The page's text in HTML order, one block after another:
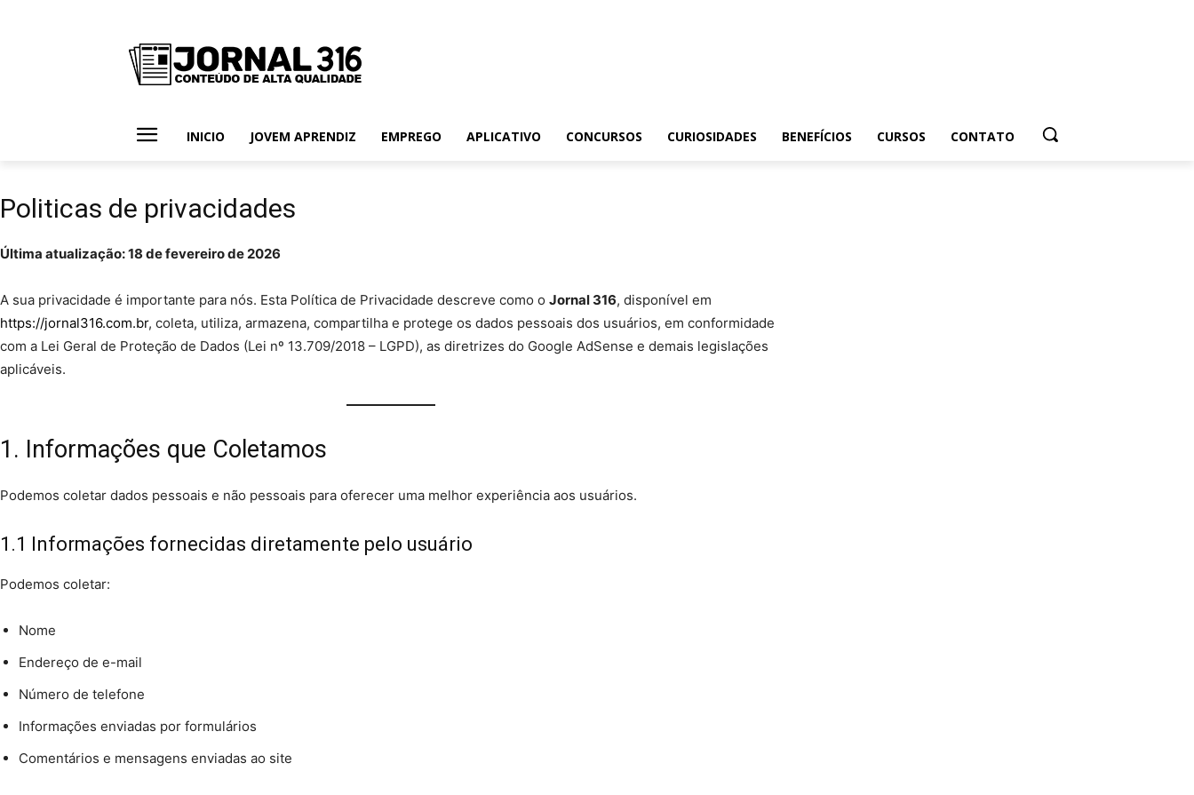
INICIO JOVEM APRENDIZ EMPREGO APLICATIVO CONCURSOS CURIOSIDADES BENEFÍCIOS CURSOS CONTATO
Politicas de privacidades
Última atualização: 18 de fevereiro de 2026
A sua privacidade é importante para nós. Esta Política de Privacidade descreve como o Jornal 316, disponível em
https://jornal316.com.br, coleta, utiliza, armazena, compartilha e protege os dados pessoais dos usuários, em conformidade
com a Lei Geral de Proteção de Dados (Lei nº 13.709/2018 – LGPD), as diretrizes do Google AdSense e demais legislações
aplicáveis.
1. Informações que Coletamos
Podemos coletar dados pessoais e não pessoais para oferecer uma melhor experiência aos usuários.
1.1 Informações fornecidas diretamente pelo usuário
Podemos coletar:
Nome
Endereço de e-mail
Número de telefone
Informações enviadas por formulários
Comentários e mensagens enviadas ao site